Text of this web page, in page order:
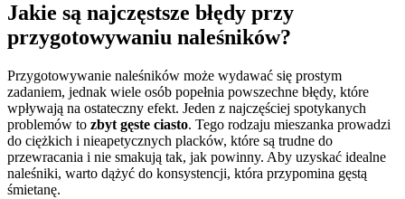
Jakie są najczęstsze błędy przy
przygotowywaniu naleśników?
Przygotowywanie naleśników może wydawać się prostym
zadaniem, jednak wiele osób popełnia powszechne błędy, które
wpływają na ostateczny efekt. Jeden z najczęściej spotykanych
problemów to zbyt gęste ciasto. Tego rodzaju mieszanka prowadzi
do ciężkich i nieapetycznych placków, które są trudne do
przewracania i nie smakują tak, jak powinny. Aby uzyskać idealne
naleśniki, warto dążyć do konsystencji, która przypomina gęstą
śmietanę.